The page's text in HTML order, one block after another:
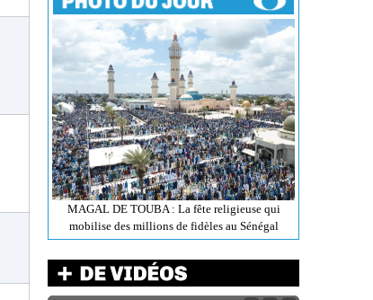
MAGAL DE TOUBA : La fête religieuse qui
mobilise des millions de fidèles au Sénégal